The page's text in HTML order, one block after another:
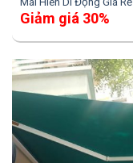
Giảm giá 30%